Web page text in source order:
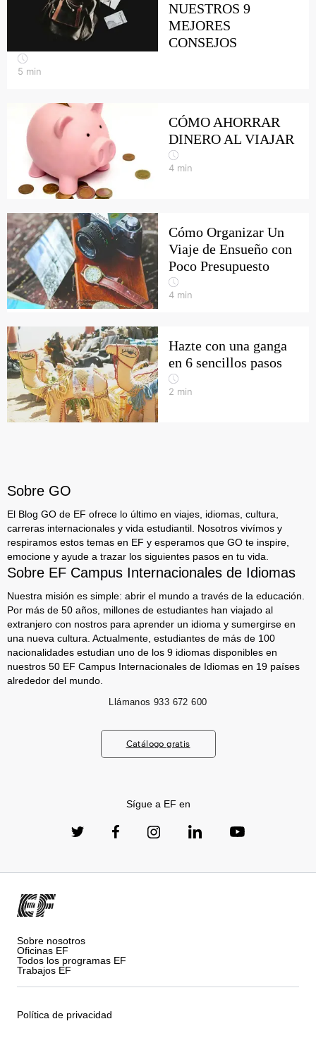
NUESTROS 9
MEJORES
CONSEJOS
5 min
CÓMO AHORRAR
DINERO AL VIAJAR
4 min
Cómo Organizar Un
Viaje de Ensueño con
Poco Presupuesto
4 min
Hazte con una ganga
en 6 sencillos pasos
2 min
Sobre GO
El Blog GO de EF ofrece lo último en viajes, idiomas, cultura,
carreras internacionales y vida estudiantil. Nosotros vivímos y
respiramos estos temas en EF y esperamos que GO te inspire,
emocione y ayude a trazar los siguientes pasos en tu vida.
Sobre EF Campus Internacionales de Idiomas
Nuestra misión es simple: abrir el mundo a través de la educación.
Por más de 50 años, millones de estudiantes han viajado al
extranjero con nostros para aprender un idioma y sumergirse en
una nueva cultura. Actualmente, estudiantes de más de 100
nacionalidades estudian uno de los 9 idiomas disponibles en
nuestros 50 EF Campus Internacionales de Idiomas en 19 países
alrededor del mundo.
Llámanos 933 672 600
Catálogo gratis
Sígue a EF en
Sobre nosotros
Oficinas EF
Todos los programas EF
Trabajos EF
Política de privacidad